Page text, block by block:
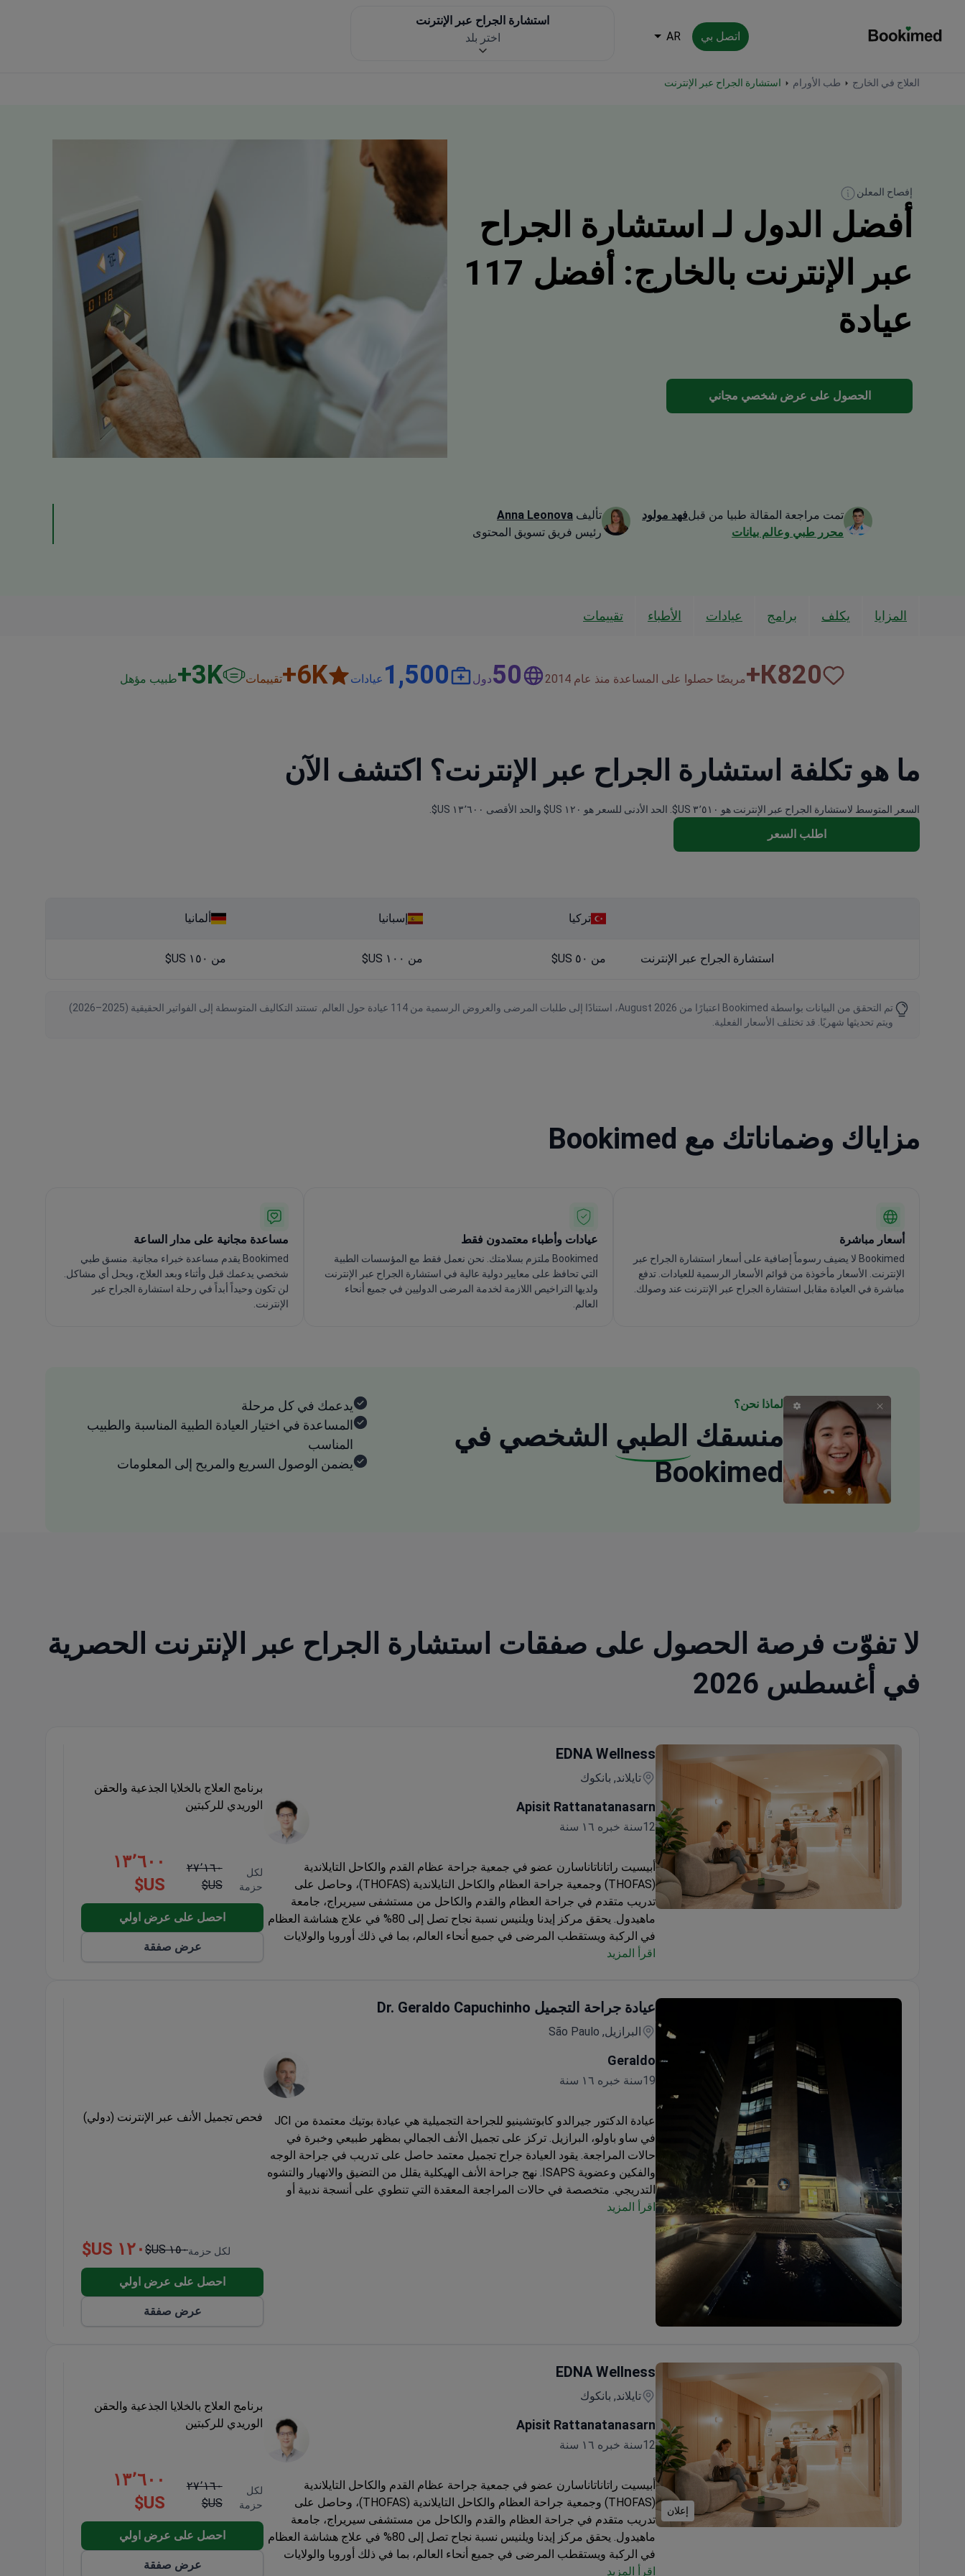
اتصل بي AR
العلاج في الخارج طب الأورام استشارة الجراح عبر الإنترنت
استشارة الجراح عبر الإنترنت
اختر بلد
إفصاح المعلن
أفضل الدول لـ استشارة الجراح
عبر الإنترنت بالخارج: أفضل 117
عيادة
الحصول على عرض شخصي مجاني
تمت مراجعة المقالة طبيا من قبلفهد مولود
محرر طبي وعالم بيانات
تأليف Anna Leonova
رئيس فريق تسويق المحتوى
المزايا يكلف برامج عيادات الأطباء تقييمات
820
К+ مريضًا حصلوا على المساعدة منذ عام 2014 50دول 1,500 عيادات 6K+ تقييمات 3K+ طبيب مؤهل
ما هو تكلفة استشارة الجراح عبر الإنترنت؟ اكتشف الآن
السعر المتوسط لاستشارة الجراح عبر الإنترنت هو ٣٬٥١٠ US$. الحد الأدنى للسعر هو ١٢٠ US$ والحد الأقصى ١٣٬٦٠٠ US$.
اطلب السعر
تركيا إسبانيا ألمانيا
استشارة الجراح عبر الإنترنت من ٥٠ US$ من ١٠٠ US$ من ١٥٠ US$
تم التحقق من البيانات بواسطة Bookimed اعتبارًا من August 2026، استنادًا إلى طلبات المرضى والعروض الرسمية من 114 عيادة حول العالم. تستند التكاليف المتوسطة إلى الفواتير الحقيقية (2025–2026)
ويتم تحديثها شهريًا. قد تختلف الأسعار الفعلية.
مزاياك وضماناتك مع Bookimed
أسعار مباشرة
Bookimed لا يضيف رسوماً إضافية على أسعار استشارة الجراح عبر
الإنترنت. الأسعار مأخوذة من قوائم الأسعار الرسمية للعيادات. تدفع
مباشرة في العيادة مقابل استشارة الجراح عبر الإنترنت عند وصولك.
عيادات وأطباء معتمدون فقط
Bookimed ملتزم بسلامتك. نحن نعمل فقط مع المؤسسات الطبية
التي تحافظ على معايير دولية عالية في استشارة الجراح عبر الإنترنت
ولديها التراخيص اللازمة لخدمة المرضى الدوليين في جميع أنحاء
العالم.
مساعدة مجانية على مدار الساعة
Bookimed يقدم مساعدة خبراء مجانية. منسق طبي
شخصي يدعمك قبل وأثناء وبعد العلاج، ويحل أي مشاكل.
لن تكون وحيداً أبداً في رحلة استشارة الجراح عبر
الإنترنت.
لماذا نحن؟
منسقك الطبي الشخصي في
Bookimed
يدعمك في كل مرحلة
المساعدة في اختيار العيادة الطبية المناسبة والطبيب
المناسب
يضمن الوصول السريع والمريح إلى المعلومات
لا تفوّت فرصة الحصول على صفقات استشارة الجراح عبر الإنترنت الحصرية
في أغسطس 2026
برنامج العلاج بالخلايا الجذعية والحقن الوريدي للركبتين
EDNA Wellness
تايلاند, بانكوك
Apisit Rattanatanasarn
12سنة خبره ١٦ سنة
أبيسيت راتاناتاناسارن عضو في جمعية جراحة عظام القدم والكاحل التايلاندية
(THOFAS) وجمعية جراحة العظام والكاحل التايلاندية (THOFAS)، وحاصل على
تدريب متقدم في جراحة العظام والقدم والكاحل من مستشفى سيريراج، جامعة
ماهيدول.
يحقق مركز إيدنا ويلنيس نسبة نجاح تصل إلى 80% في علاج هشاشة العظام
في الركبة ويستقطب المرضى في جميع أنحاء العالم، بما في ذلك أوروبا والولايات
المتحدة الأمريكية وأستراليا.
العلاج بالخلايا الجذعية المزدوجة للركبة + العلاج الوريدي.
اقرأ المزيد
برنامج العلاج بالخلايا الجذعية والحقن
الوريدي للركبتين
لكل
حزمة
٢٧٬١٦٠
US$
١٣٬٦٠٠
US$
احصل على عرض اولي
عرض صفقة
عيادة جراحة التجميل Dr. Geraldo Capuchinho
البرازيل, São Paulo
Geraldo
19سنة خبره ١٦ سنة
عيادة الدكتور جيرالدو كابوتشينيو للجراحة التجميلية هي عيادة بوتيك معتمدة من JCI
في ساو باولو، البرازيل. تركز على تجميل الأنف الجمالي بمظهر طبيعي وخبرة في
حالات المراجعة. يقود العيادة جراح تجميل معتمد حاصل على تدريب في جراحة الوجه
والفكين وعضوية ISAPS.
نهج جراحة الأنف الهيكلية يقلل من التضيق والانهيار والتشوه
التدريجي. متخصصة في حالات المراجعة المعقدة التي تنطوي على أنسجة ندبية أو
فقدان دعم الأنف.
اقرأ المزيد
فحص تجميل الأنف عبر الإنترنت (دولي)
لكل حزمة١٥٠ US$ ١٢٠ US$
احصل على عرض اولي
عرض صفقة
برنامج العلاج بالخلايا الجذعية والحقن الوريدي للركبتين
إعلان
EDNA Wellness
تايلاند, بانكوك
Apisit Rattanatanasarn
12سنة خبره ١٦ سنة
أبيسيت راتاناتاناسارن عضو في جمعية جراحة عظام القدم والكاحل التايلاندية
(THOFAS) وجمعية جراحة العظام والكاحل التايلاندية (THOFAS)، وحاصل على
تدريب متقدم في جراحة العظام والقدم والكاحل من مستشفى سيريراج، جامعة
ماهيدول.
يحقق مركز إيدنا ويلنيس نسبة نجاح تصل إلى 80% في علاج هشاشة العظام
في الركبة ويستقطب المرضى في جميع أنحاء العالم، بما في ذلك أوروبا والولايات
المتحدة الأمريكية وأستراليا.
اقرأ المزيد
برنامج العلاج بالخلايا الجذعية والحقن
الوريدي للركبتين
لكل
حزمة
٢٧٬١٦٠
US$
١٣٬٦٠٠
US$
احصل على عرض اولي
عرض صفقة